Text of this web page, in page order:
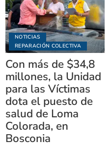
NOTICIAS
REPARACIÓN COLECTIVA
Con más de $34,8
millones, la Unidad
para las Víctimas
dota el puesto de
salud de Loma
Colorada, en
Bosconia